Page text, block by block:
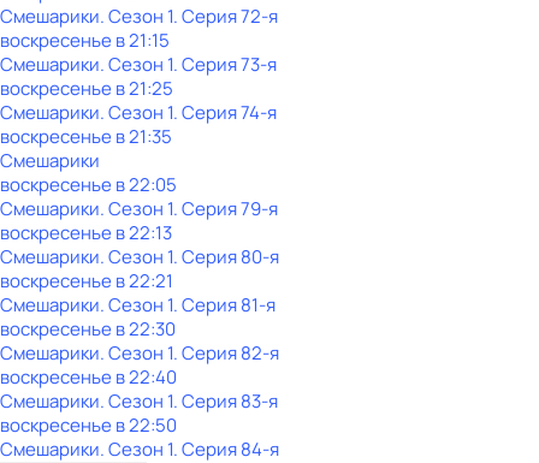
Смешарики. Сезон 1. Серия 72-я
воскресенье в21:15
Смешарики. Сезон 1. Серия 73-я
воскресенье в21:25
Смешарики. Сезон 1. Серия 74-я
воскресенье в21:35
Смешарики
воскресенье в22:05
Смешарики. Сезон 1. Серия 79-я
воскресенье в22:13
Смешарики. Сезон 1. Серия 80-я
воскресенье в22:21
Смешарики. Сезон 1. Серия 81-я
воскресенье в22:30
Смешарики. Сезон 1. Серия 82-я
воскресенье в22:40
Смешарики. Сезон 1. Серия 83-я
воскресенье в22:50
Смешарики. Сезон 1. Серия 84-я